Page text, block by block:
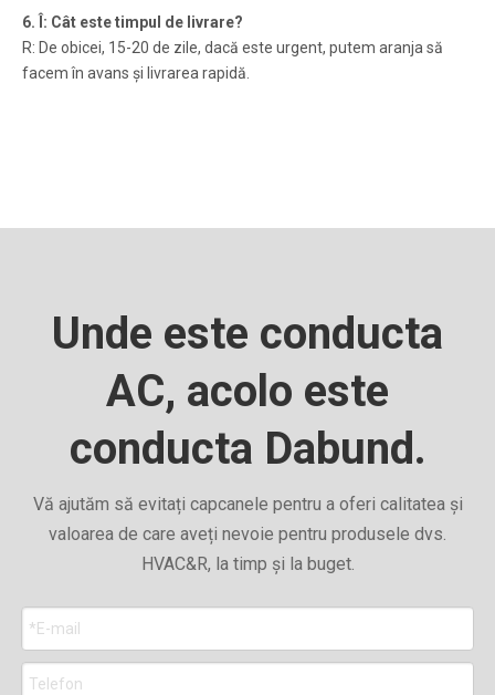
6. Î: Cât este timpul de livrare?
R: De obicei, 15-20 de zile, dacă este urgent, putem aranja să
facem în avans și livrarea rapidă.
Unde este conducta
AC, acolo este
conducta Dabund.
Vă ajutăm să evitați capcanele pentru a oferi calitatea și
valoarea de care aveți nevoie pentru produsele dvs.
HVAC&R, la timp și la buget.